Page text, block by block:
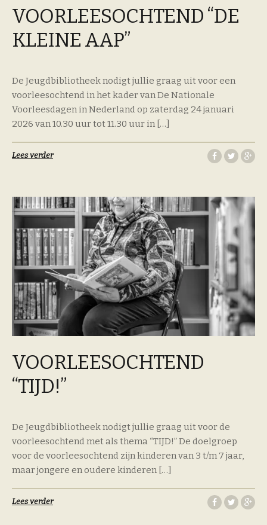
VOORLEESOCHTEND “DE
KLEINE AAP”
De Jeugdbibliotheek nodigt jullie graag uit voor een
voorleesochtend in het kader van De Nationale
Voorleesdagen in Nederland op zaterdag 24 januari
2026 van 10.30 uur tot 11.30 uur in […]
Lees verder
VOORLEESOCHTEND
“TIJD!”
De Jeugdbibliotheek nodigt jullie graag uit voor de
voorleesochtend met als thema “TIJD!” De doelgroep
voor de voorleesochtend zijn kinderen van 3 t/m 7 jaar,
maar jongere en oudere kinderen […]
Lees verder